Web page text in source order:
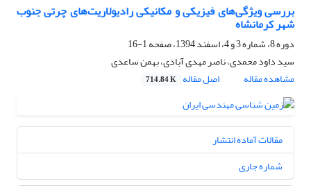
بررسی ویژگی‌های فیزیکی و مکانیکی رادیولاریت‌های چرتی جنوب
شهر کرمانشاه
دوره 8، شماره 3 و 4، اسفند 1394، صفحه
1-16
سید داود محمدی، ناصر مهدی آبادی، بهمن ساعدی
مشاهده مقاله
اصل مقاله 714.84 K
مقالات آماده انتشار
شماره جاری